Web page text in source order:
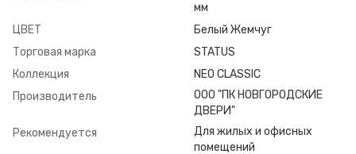
мм
ЦВЕТ
Белый Жемчуг
Торговая марка
STATUS
Коллекция
NEO CLASSIC
Производитель
ООО "ПК НОВГОРОДСКИЕ
ДВЕРИ"
Рекомендуется
Для жилых и офисных
помещений